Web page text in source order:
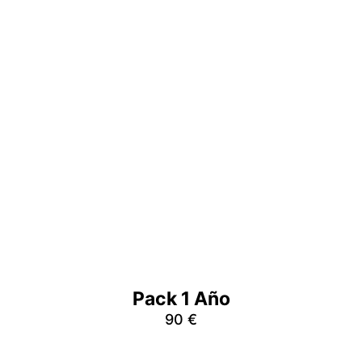
Pack 1 Año
90 €